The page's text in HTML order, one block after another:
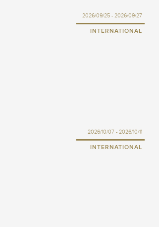
2026/09/25 - 2026/09/27
INTERNATIONAL
2026/10/07 - 2026/10/11
INTERNATIONAL